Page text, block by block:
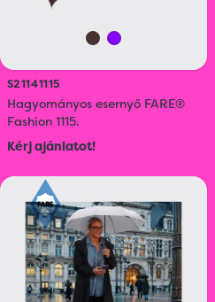
S21141115
Hagyományos esernyő FARE®
Fashion 1115.
Kérj ajánlatot!